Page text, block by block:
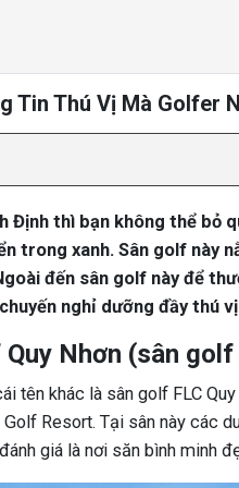
Tin Thú Vị Mà Golfer
Định thì bạn không thể bỏ
trong xanh. Sân golf này
đến sân golf này để
nghỉ dưỡng đầy thú
Nhơn (sân golf
tên khác là sân golf FLC
Resort. Tại sân này các
giá là nơi săn bình minh